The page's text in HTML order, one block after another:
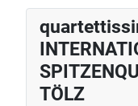
TÖLZ